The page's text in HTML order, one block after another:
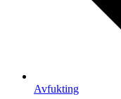
Avfukting